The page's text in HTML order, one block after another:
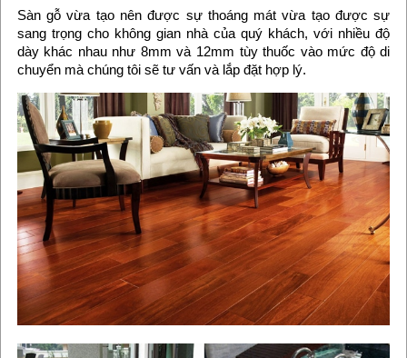
Sàn gỗ vừa tạo nên được sự thoáng mát vừa tạo được sự
sang trọng cho không gian nhà của quý khách, với nhiều độ
dày khác nhau như 8mm và 12mm tùy thuốc vào mức độ di
chuyển mà chúng tôi sẽ tư vấn và lắp đặt hợp lý.